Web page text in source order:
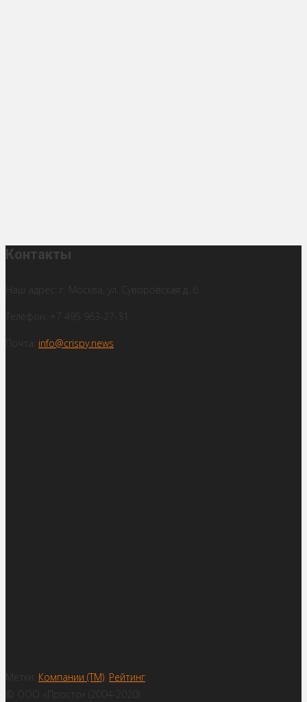
Контакты
Наш адрес: г. Москва, ул. Суворовская д. 6
Телефон: +7 495 963-27-31
Почта: info@crispy.news
Метки: Компании (ТМ) Рейтинг
© ООО «Просто» (2004-2020)